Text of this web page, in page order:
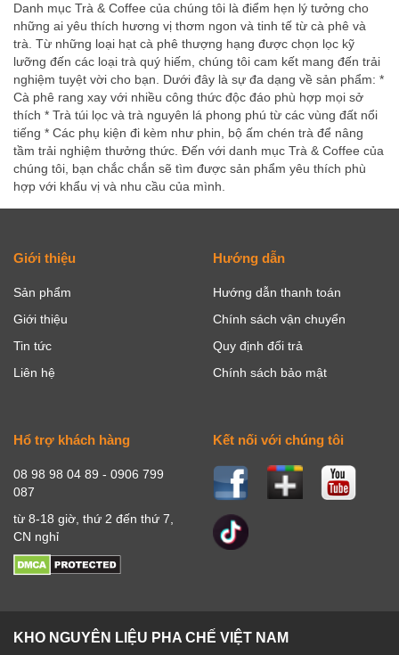
Danh mục Trà & Coffee của chúng tôi là điểm hẹn lý tưởng cho
những ai yêu thích hương vị thơm ngon và tinh tế từ cà phê và
trà. Từ những loại hạt cà phê thượng hạng được chọn lọc kỹ
lưỡng đến các loại trà quý hiếm, chúng tôi cam kết mang đến trải
nghiệm tuyệt vời cho bạn. Dưới đây là sự đa dạng về sản phẩm: *
Cà phê rang xay với nhiều công thức độc đáo phù hợp mọi sở
thích * Trà túi lọc và trà nguyên lá phong phú từ các vùng đất nổi
tiếng * Các phụ kiện đi kèm như phin, bộ ấm chén trà để nâng
tầm trải nghiệm thưởng thức. Đến với danh mục Trà & Coffee của
chúng tôi, bạn chắc chắn sẽ tìm được sản phẩm yêu thích phù
hợp với khẩu vị và nhu cầu của mình.
Giới thiệu
Sản phẩm
Giới thiệu
Tin tức
Liên hệ
Hướng dẫn
Hướng dẫn thanh toán
Chính sách vận chuyển
Quy định đổi trả
Chính sách bảo mật
Hổ trợ khách hàng
08 98 98 04 89 - 0906 799
087
từ 8-18 giờ, thứ 2 đến thứ 7,
CN nghỉ
Kết nối với chúng tôi
KHO NGUYÊN LIỆU PHA CHẾ VIỆT NAM